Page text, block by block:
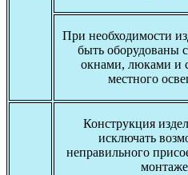
При необходимости
быть оборудованы
окнами, люками и
местного
Конструкция
исключать
неправильного
монтаже